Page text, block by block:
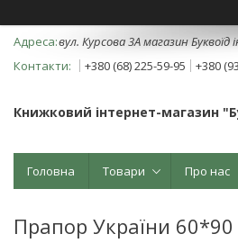
вул. Курсова 3А магазин Буквоїд
+380 (68) 225-59-95
+380
Книжковий інтернет-магазин
Головна Товари Про нас
Прапор України